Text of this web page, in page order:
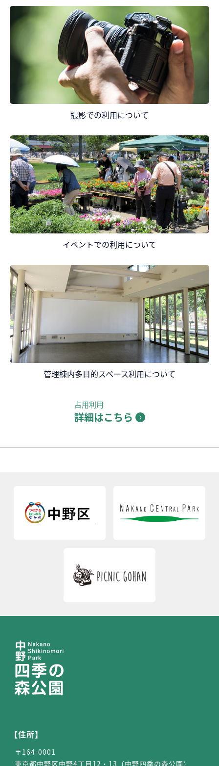
撮影での利用について
イベントでの利用について
管理棟内多⽬的スペース利用について
占用利用
詳細はこちら
【住所】
〒164-0001
東京都中野区中野4丁目12・13（中野四季の森公園）